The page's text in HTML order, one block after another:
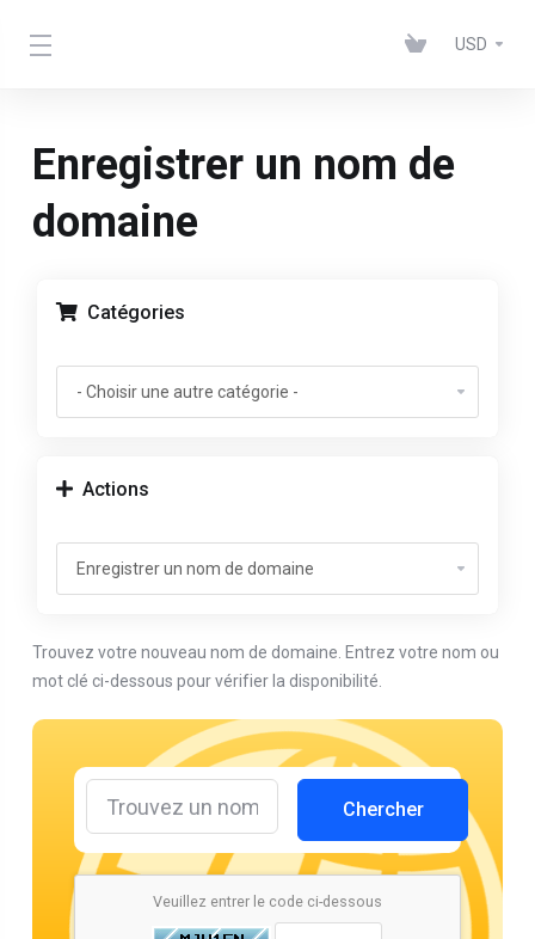
USD
Enregistrer un nom de
domaine
Catégories
Actions
Trouvez votre nouveau nom de domaine. Entrez votre nom ou
mot clé ci-dessous pour vérifier la disponibilité.
Chercher
Veuillez entrer le code ci-dessous